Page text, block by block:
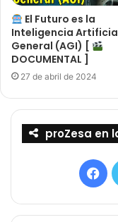
El Futuro es la
Inteligencia
General (AGI) [
DOCUMENTAL ]
27 de abril de 2024
proZesa en